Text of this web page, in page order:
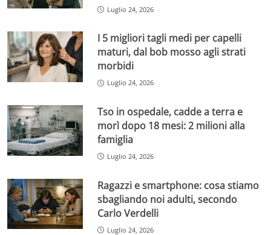
Luglio 24, 2026
I 5 migliori tagli medi per capelli
maturi, dal bob mosso agli strati
morbidi
Luglio 24, 2026
Tso in ospedale, cadde a terra e
morì dopo 18 mesi: 2 milioni alla
famiglia
Luglio 24, 2026
Ragazzi e smartphone: cosa stiamo
sbagliando noi adulti, secondo
Carlo Verdelli
Luglio 24, 2026